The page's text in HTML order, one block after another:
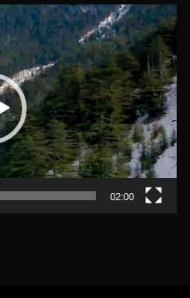
02:00